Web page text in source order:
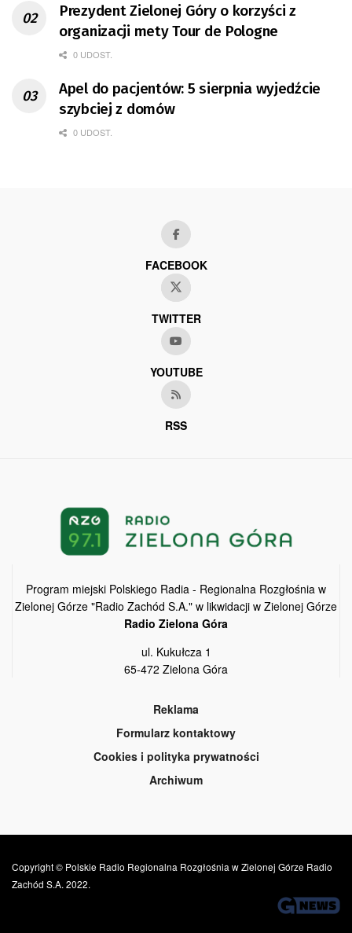
Prezydent Zielonej Góry o korzyści z
organizacji mety Tour de Pologne
0 UDOST.
Apel do pacjentów: 5 sierpnia wyjedźcie
szybciej z domów
0 UDOST.
FACEBOOK
TWITTER
YOUTUBE
RSS
Program miejski Polskiego Radia - Regionalna Rozgłośnia w
Zielonej Górze "Radio Zachód S.A." w likwidacji w Zielonej Górze
Radio Zielona Góra
ul. Kukułcza 1
65-472 Zielona Góra
Reklama
Formularz kontaktowy
Cookies i polityka prywatności
Archiwum
Copyright © Polskie Radio Regionalna Rozgłośnia w Zielonej Górze Radio
Zachód S.A. 2022.